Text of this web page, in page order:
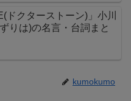
ドクターストーン)」小川
りは)の名言・台詞まと
kumokumo